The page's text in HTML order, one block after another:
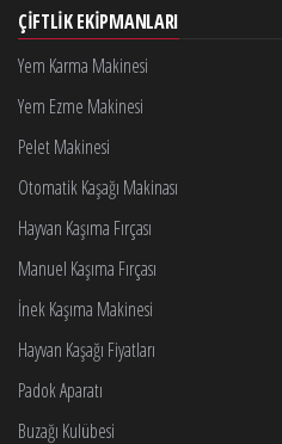
ÇIFTLIK EKIPMANLARI
Yem Karma Makinesi
Yem Ezme Makinesi
Pelet Makinesi
Otomatik Kaşağı Makinası
Hayvan Kaşıma Fırçası
Manuel Kaşıma Fırçası
İnek Kaşıma Makinesi
Hayvan Kaşağı Fiyatları
Padok Aparatı
Buzağı Kulübesi